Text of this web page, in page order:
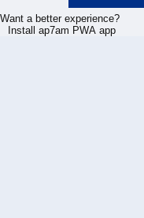
Want a better experience?
Install ap7am PWA app